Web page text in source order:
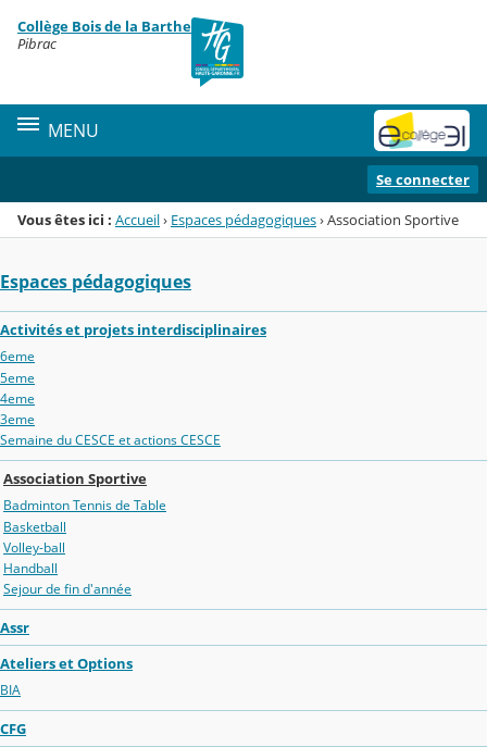
Menu de la rubrique
Contenu
Collège Bois de la Barthe
Pibrac
MENU
Se connecter
Vous êtes ici : Accueil› Espaces pédagogiques›Association Sportive
Espaces pédagogiques
Activités et projets interdisciplinaires
6eme
5eme
4eme
3eme
Semaine du CESCE et actions CESCE
Association Sportive
Badminton Tennis de Table
Basketball
Volley-ball
Handball
Sejour de fin d'année
Assr
Ateliers et Options
BIA
CFG